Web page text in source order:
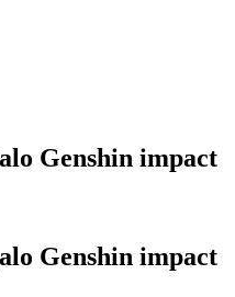
Genshin impact
Genshin impact